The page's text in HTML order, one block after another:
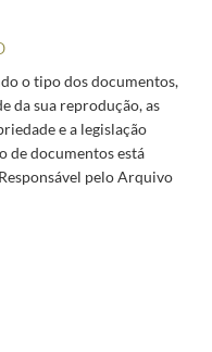
o tipo dos documentos,
da sua reprodução, as
e a legislação
de documentos está
pelo Arquivo